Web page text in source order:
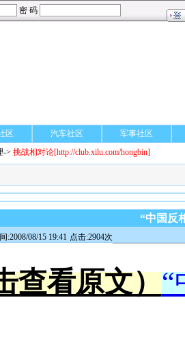
区 汽车社区
军事社区
->挑战相对论[http://club.xilu.com/hongbin]
“中国反
:2008/08/15 19:41 点击:2904次
查看原文）“